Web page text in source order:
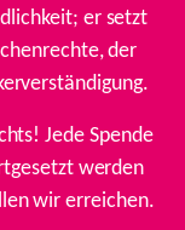
er setzt
der
Jede Spende
werden
wir erreichen.